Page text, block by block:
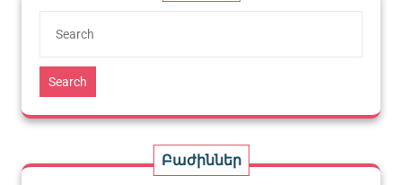
Search
Բաժիններ